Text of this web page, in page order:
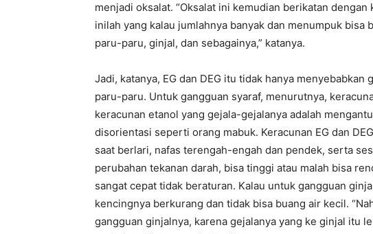
menjadi oksalat. “Oksalat ini kemudian berikatan
inilah yang kalau jumlahnya banyak dan menumpuk
paru-paru, ginjal, dan sebagainya,” katanya.
Jadi, katanya, EG dan DEG itu tidak hanya
paru-paru. Untuk gangguan syaraf, menurutnya,
keracunan etanol yang gejala-gejalanya adalah
disorientasi seperti orang mabuk. Keracunan EG dan
saat berlari, nafas terengah-engah dan pendek, serta
perubahan tekanan darah, bisa tinggi atau malah bisa
sangat cepat tidak beraturan. Kalau untuk gangguan
kencingnya berkurang dan tidak bisa buang air kecil.
gangguan ginjalnya, karena gejalanya yang ke ginjal itu